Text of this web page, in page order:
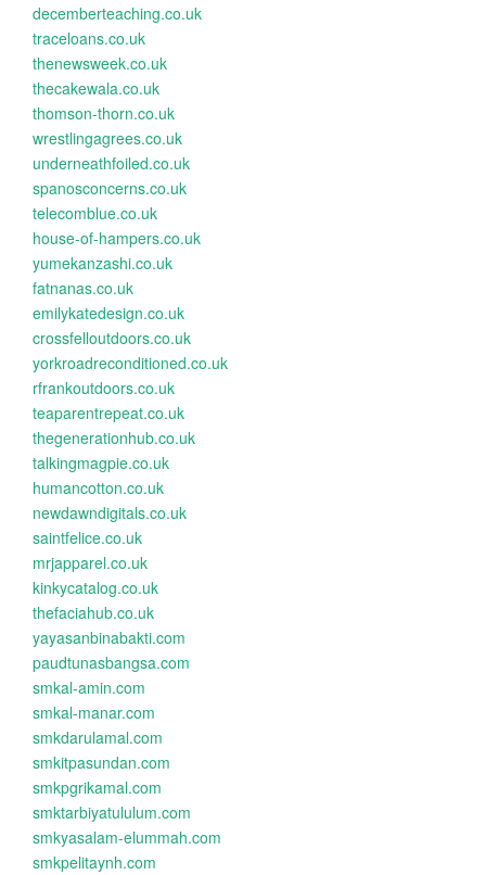
decemberteaching.co.uk
traceloans.co.uk
thenewsweek.co.uk
thecakewala.co.uk
thomson-thorn.co.uk
wrestlingagrees.co.uk
underneathfoiled.co.uk
spanosconcerns.co.uk
telecomblue.co.uk
house-of-hampers.co.uk
yumekanzashi.co.uk
fatnanas.co.uk
emilykatedesign.co.uk
crossfelloutdoors.co.uk
yorkroadreconditioned.co.uk
rfrankoutdoors.co.uk
teaparentrepeat.co.uk
thegenerationhub.co.uk
talkingmagpie.co.uk
humancotton.co.uk
newdawndigitals.co.uk
saintfelice.co.uk
mrjapparel.co.uk
kinkycatalog.co.uk
thefaciahub.co.uk
yayasanbinabakti.com
paudtunasbangsa.com
smkal-amin.com
smkal-manar.com
smkdarulamal.com
smkitpasundan.com
smkpgrikamal.com
smktarbiyatululum.com
smkyasalam-elummah.com
smkpelitaynh.com